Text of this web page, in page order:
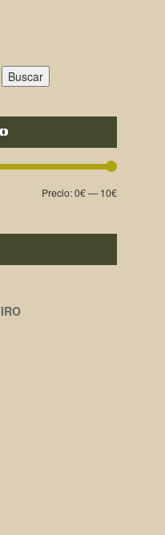
Buscar
Precio:0€—10€